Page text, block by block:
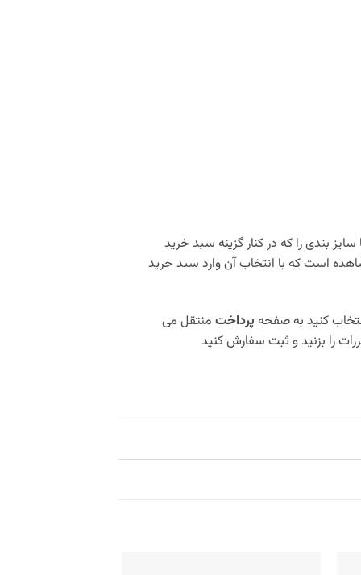
بندی را که در کنار گزینه سبد خرید
است که با انتخاب آن وارد سبد خرید
کنید به صفحه پرداختمنتقل می
را بزنید و ثبت سفارش کنید